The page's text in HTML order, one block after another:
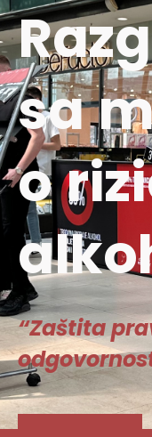
sa
o
“Zaštita